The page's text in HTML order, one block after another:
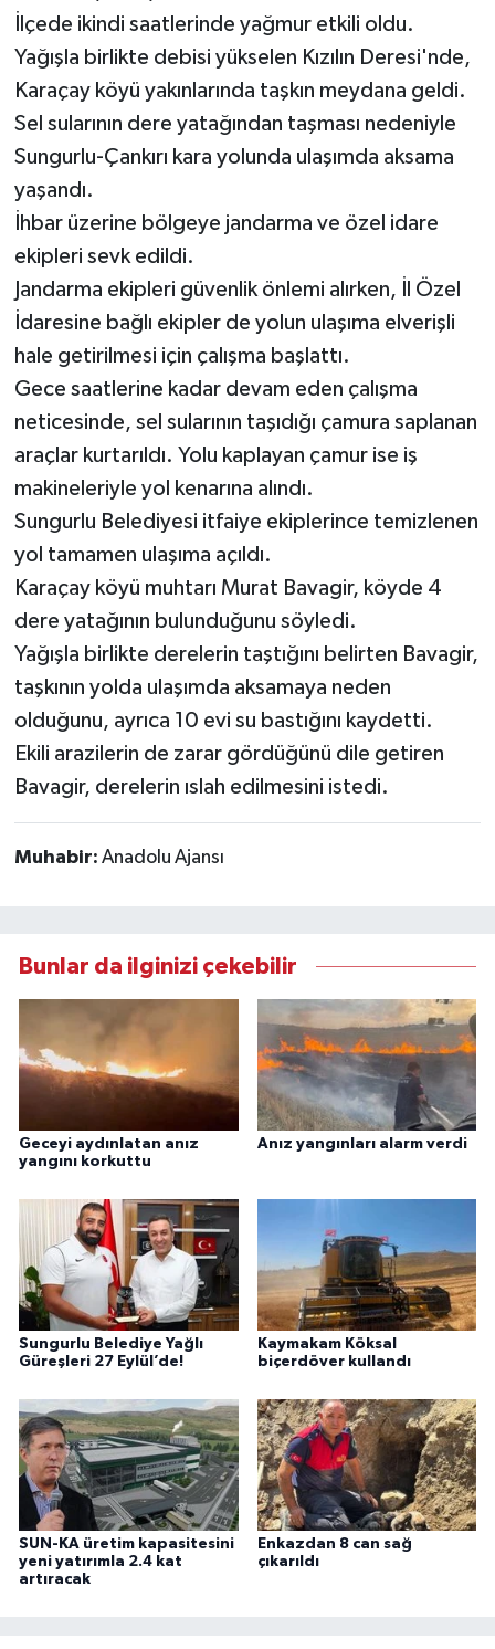
İlçede ikindi saatlerinde yağmur etkili oldu.
Yağışla birlikte debisi yükselen Kızılın Deresi'nde,
Karaçay köyü yakınlarında taşkın meydana geldi.
Sel sularının dere yatağından taşması nedeniyle
Sungurlu-Çankırı kara yolunda ulaşımda aksama
yaşandı.
İhbar üzerine bölgeye jandarma ve özel idare
ekipleri sevk edildi.
Jandarma ekipleri güvenlik önlemi alırken, İl Özel
İdaresine bağlı ekipler de yolun ulaşıma elverişli
hale getirilmesi için çalışma başlattı.
Gece saatlerine kadar devam eden çalışma
neticesinde, sel sularının taşıdığı çamura saplanan
araçlar kurtarıldı. Yolu kaplayan çamur ise iş
makineleriyle yol kenarına alındı.
Sungurlu Belediyesi itfaiye ekiplerince temizlenen
yol tamamen ulaşıma açıldı.
Karaçay köyü muhtarı Murat Bavagir, köyde 4
dere yatağının bulunduğunu söyledi.
Yağışla birlikte derelerin taştığını belirten Bavagir,
taşkının yolda ulaşımda aksamaya neden
olduğunu, ayrıca 10 evi su bastığını kaydetti.
Ekili arazilerin de zarar gördüğünü dile getiren
Bavagir, derelerin ıslah edilmesini istedi.
Muhabir: Anadolu Ajansı
Bunlar da ilginizi çekebilir
Geceyi aydınlatan anız
yangını korkuttu
Anız yangınları alarm verdi
Sungurlu Belediye Yağlı
Güreşleri 27 Eylül’de!
Kaymakam Köksal
biçerdöver kullandı
SUN-KA üretim kapasitesini
yeni yatırımla 2.4 kat
artıracak
Enkazdan 8 can sağ
çıkarıldı
Uğurludağ
Sağlık